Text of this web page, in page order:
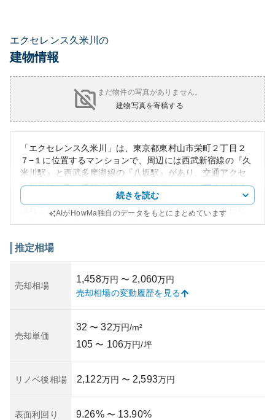
エクセレンス久米川の
建物情報
まだ物件の写真がありません。
建物写真を寄稿する
「エクセレンス久米川」は、東京都東村山市栄町２丁目２
７−１に位置するマンションで、周辺には西武新宿線の『久
米川駅』と西武多摩湖線の『八坂駅』があり、交通アクセ
スが良好です。建物はSRC（鉄骨鉄筋コンクリート）構造
で、地下1階付の高層マンションです。この構造は耐震性に
優れており、資産価値の高い点が特徴です。近隣には自然
産価値は堅持されやすいですが、築年数が進むと共に共用
の運営が鍵となりますので、その実情を確認することが重
このような環境と建物の特徴を考えると、資産性や居住環
計画を伴う購入検討が求められます。
続きを読む
AIがHowMa独自のデータをもとにまとめています
推定相場
売却相場
1,458万円 〜 2,060万円
売却相場の変動履歴を見る
売却単価
32 〜 32万円/m²
105 〜 106万円/坪
リノベ後相場 2,122万円 〜 2,593万円
表面利回り 9.26% 〜 13.90%